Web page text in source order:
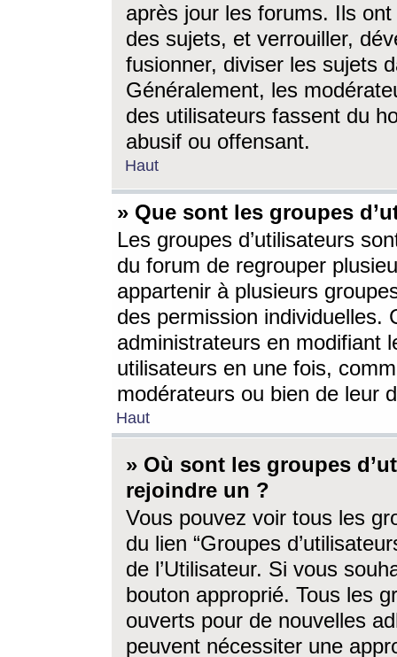
après jour les forums. Ils ont
des sujets, et verrouiller,
fusionner, diviser les sujets
Généralement, les
des utilisateurs fassent du
abusif ou offensant.
Haut
» Que sont les groupes
Les groupes d’utilisateurs
du forum de regrouper
appartenir à plusieurs
des permission individuelles.
administrateurs en modifiant
utilisateurs en une fois,
modérateurs ou bien de leur
Haut
» Où sont les groupes
rejoindre un ?
Vous pouvez voir tous les
du lien “Groupes
de l’Utilisateur. Si vous
bouton approprié. Tous les
ouverts pour de nouvelles
peuvent nécessiter une